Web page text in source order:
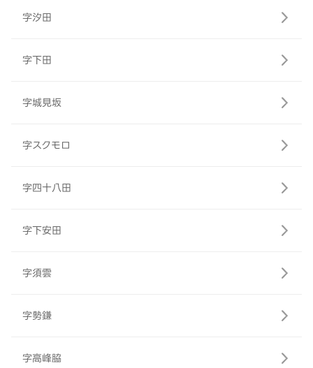
字汐田
字下田
字城見坂
字スクモロ
字四十八田
字下安田
字須雲
字勢鎌
字高峰脇